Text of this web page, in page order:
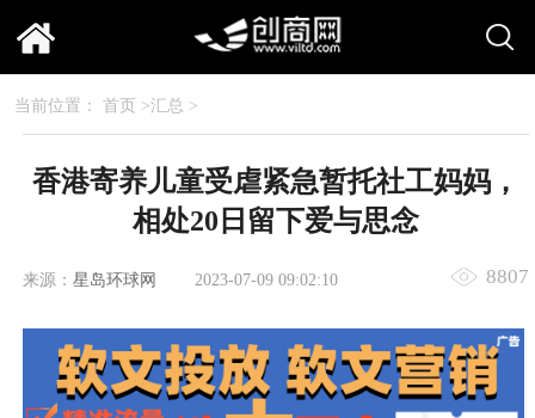
当前位置： 首页 >汇总 >
香港寄养儿童受虐紧急暂托社工妈妈，
相处20日留下爱与思念
来源： 星岛环球网 2023-07-09 09:02:10 8807